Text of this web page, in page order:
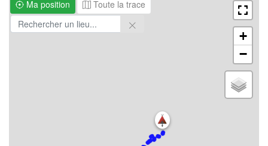
Ma position
Toute la trace
+
−